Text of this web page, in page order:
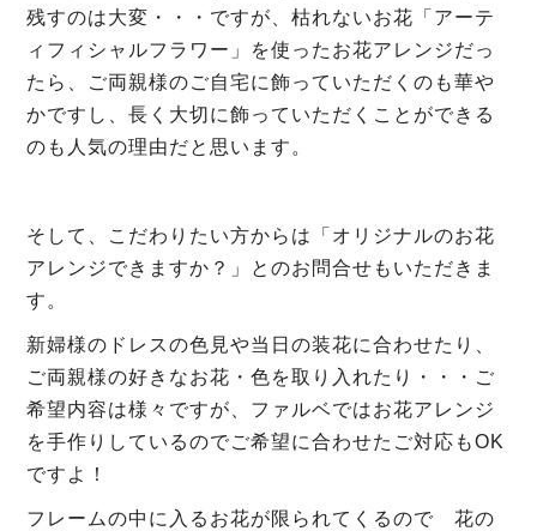
残すのは大変・・・ですが、枯れないお花「アーテ
ィフィシャルフラワー」を使ったお花アレンジだっ
たら、ご両親様のご自宅に飾っていただくのも華や
かですし、長く大切に飾っていただくことができる
のも人気の理由だと思います。
そして、こだわりたい方からは「オリジナルのお花
アレンジできますか？」とのお問合せもいただきま
す。
新婦様のドレスの色見や当日の装花に合わせたり、
ご両親様の好きなお花・色を取り入れたり・・・ご
希望内容は様々ですが、ファルベではお花アレンジ
を手作りしているのでご希望に合わせたご対応もOK
ですよ！
フレームの中に入るお花が限られてくるので 花の